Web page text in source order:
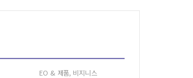
EO & 제품, 비지니스